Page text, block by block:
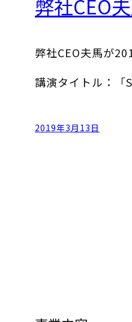
弊社CEO
弊社CEO夫馬が
講演タイトル：「
2019年3月13日